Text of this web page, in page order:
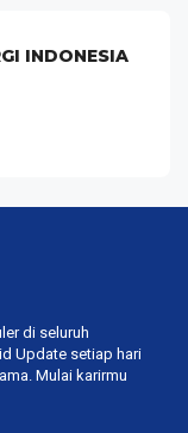
INDONESIA
di seluruh
Update setiap hari
Mulai karirmu